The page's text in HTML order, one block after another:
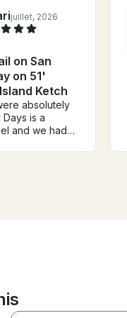
juillet, 2026
on San
on 51'
Ketch
absolutely
Days is a
and we had